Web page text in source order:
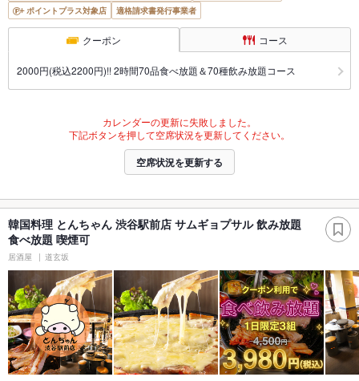
ポイントプラス対象店
適格請求書発行事業者
クーポン コース
2000円(税込2200円)!! 2時間70品食べ放題＆70種飲み放題コース
カレンダーの更新に失敗しました。
下記ボタンを押して空席状況を更新してください。
空席状況を更新する
韓国料理 とんちゃん 渋谷駅前店 サムギョプサル 飲み放題
食べ放題 喫煙可
居酒屋 道玄坂